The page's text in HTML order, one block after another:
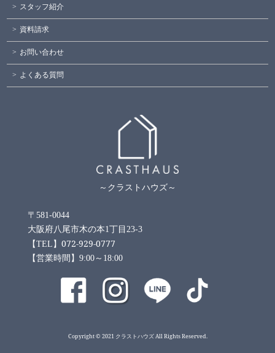
スタッフ紹介
資料請求
お問い合わせ
よくある質問
～クラストハウズ～
〒581-0044
大阪府八尾市木の本1丁目23-3
【TEL】072-929-0777
【営業時間】9:00～18:00
Copyright © 2021 クラストハウズ All Rights Reserved.